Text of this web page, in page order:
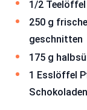
1/2
250 g
geschnitten
175 g
1 Esslöffel